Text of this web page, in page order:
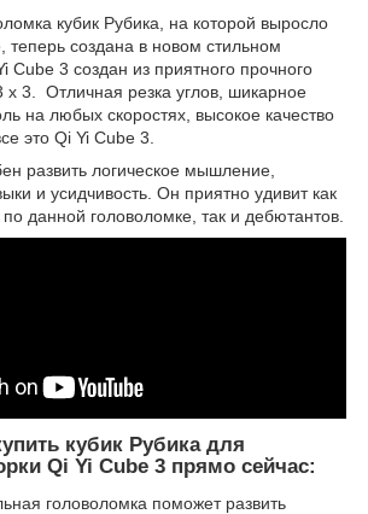
кубик Рубика, на которой выросло
теперь создана в новом стильном
Cube 3 создан из приятного прочного
х 3.
Отличная резка углов, шикарное
на любых скоростях, высокое качество
это Qi Yi Cube 3.
развить логическое мышление,
и усидчивость. Он приятно удивит как
данной головоломке, так и дебютантов.
кубик Рубика для
Qi Yi Cube 3 прямо сейчас:
головоломка поможет развить